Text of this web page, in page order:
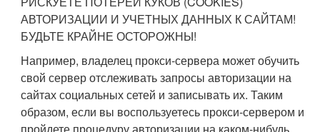
АВТОРИЗАЦИИ И УЧЕТНЫХ ДАННЫХ К САЙТАМ!
БУДЬТЕ КРАЙНЕ ОСТОРОЖНЫ!
Например, владелец прокси-сервера может обучить
свой сервер отслеживать запросы авторизации на
сайтах социальных сетей и записывать их. Таким
образом, если вы воспользуетесь прокси-сервером и